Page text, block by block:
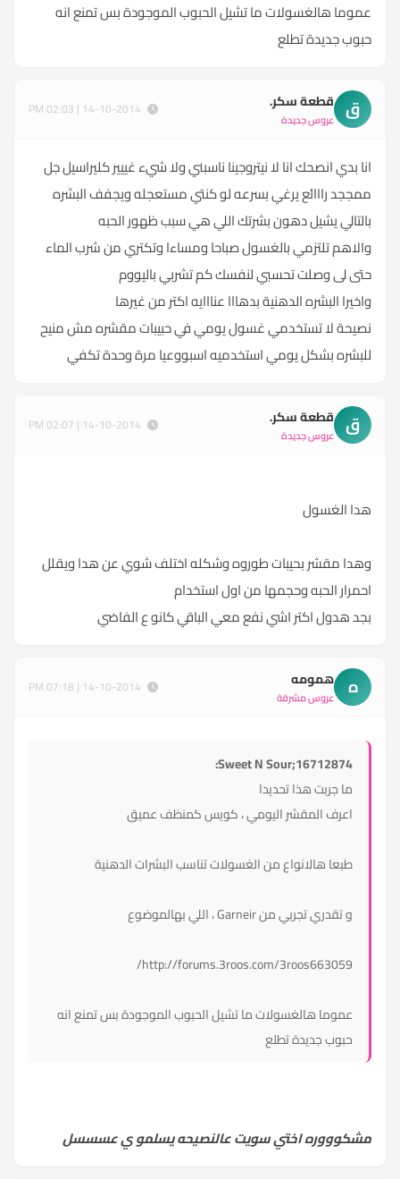
عموما هالغسولات ما تشيل الحبوب الموجودة بس تمنع انه
حبوب جديدة تطلع
ق قطعة سكر.
عروس جديدة
انا بدي انصحك انا لا نيتروجينا ناسبني ولا شيء غييير كليراسيل جل
ممججد رااائع يرغي بسرعه لو كنتي مستعجله ويجفف البشره
بالتالي يشيل دهون بشرتك اللي هي سبب ظهور الحبه
والاهم تلتزمي بالغسول صباحا ومساءا وتكتري من شرب الماء
حتى لى وصلت تحسبي لنفسك كم تشربي باليووم
واخيرا البشره الدهنية بدهااا عنااايه اكتر من غيرها
نصيحة لا تستخدمي غسول يومي في حبيبات مقشره مش منيح
للبشره بشكل يومي استخدميه اسبووعيا مرة وحدة تكفي
ق قطعة سكر.
عروس جديدة
هدا الغسول
وهدا مقشر بحيبات طوروه وشكله اختلف شوي عن هدا ويقلل
احمرار الحبه وحجمها من اول استخدام
بجد هدول اكتر اشي نفع معي الباقي كانو ع الفاضي
ه همومه
عروس مشرقة
Sweet N Sour;16712874:
ما جربت هذا تحديدا
اعرف المقشر اليومي ، كويس كمنظف عميق
طبعا هالانواع من الغسولات تناسب البشرات الدهنية
و تقدري تجربي من Garneir ، اللي بهالموضوع
http://forums.3roos.com/3roos663059/
عموما هالغسولات ما تشيل الحبوب الموجودة بس تمنع انه
حبوب جديدة تطلع
مشكوووره اختي سويت عالنصيحه يسلمو ي عسسسل